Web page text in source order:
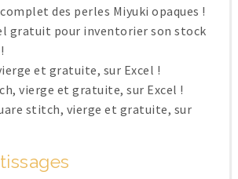
des perles Miyuki opaques !
gratuit pour inventorier son stock
et gratuite, sur Excel !
vierge et gratuite, sur Excel !
stitch, vierge et gratuite, sur